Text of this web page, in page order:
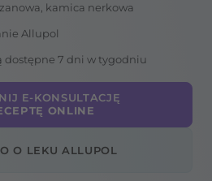
kamica nerkowa
Allupol
dostępne 7 dni w tygodniu
E-KONSULTACJĘ
ONLINE
O LEKU ALLUPOL